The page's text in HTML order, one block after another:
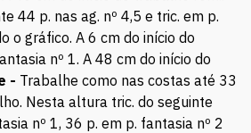
44 p. nas ag. nº 4,5 e tric. em p.
o gráfico. A 6 cm do início do
nº 1. A 48 cm do início do
- Trabalhe como nas costas até 33
Nesta altura tric. do seguinte
nº 1, 36 p. em p. fantasia nº 2